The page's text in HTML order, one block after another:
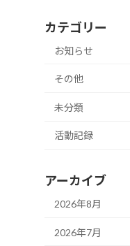
カテゴリー
お知らせ
その他
未分類
活動記録
アーカイブ
2026年8月
2026年7月